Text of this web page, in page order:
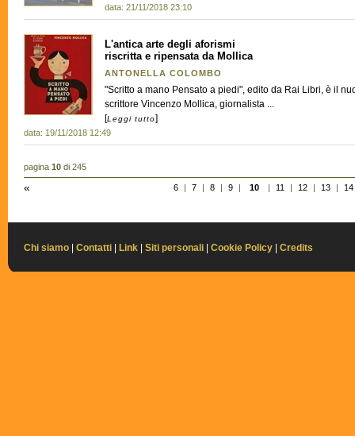
data: 21/11/2018 23:10
L'antica arte degli aforismi
riscritta e ripensata da Mollica
ANTONELLA COLOMBO
"Scritto a mano Pensato a piedi", edito da Rai Libri, è il
scrittore Vincenzo Mollica, giornalista ...
[Leggi tutto]
data: 19/11/2018 12:49
pagina 10 di 245
« 6 7 8 9 10 11 12 13 14
Chi siamo Contatti Link Siti personali Cookie Policy Credits